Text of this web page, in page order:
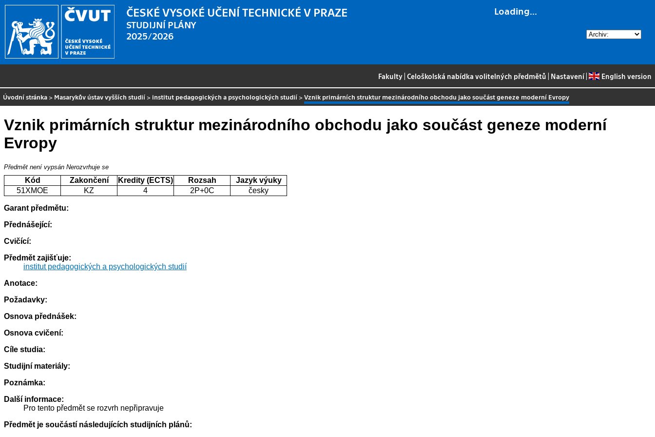
Loading...
ČESKÉ VYSOKÉ UČENÍ TECHNICKÉ V PRAZE
STUDIJNÍ PLÁNY
2025/2026
Fakulty |Celoškolská nabídka volitelných předmětů Nastavení| English version
Úvodní stránka > Masarykův ústav vyšších studií > institut pedagogických a psychologických studií >Vznik primárních struktur mezinárodního obchodu jako součást geneze moderní Evropy
Vznik primárních struktur mezinárodního obchodu jako součást geneze moderní
Evropy
Předmět není vypsán Nerozvrhuje se
Kód Zakončení Kredity (ECTS) Rozsah
Jazyk výuky
51XMOE
KZ 4 2P+0C česky
Garant předmětu:
Přednášející:
Cvičící:
Předmět zajišťuje:
institut pedagogických a psychologických studií
Anotace:
Požadavky:
Osnova přednášek:
Osnova cvičení:
Cíle studia:
Studijní materiály:
Poznámka:
Další informace:
Pro tento předmět se rozvrh nepřipravuje
Předmět je součástí následujících studijních plánů: